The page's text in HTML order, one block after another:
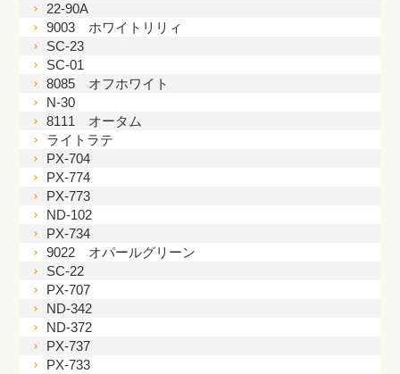
22-90A
9003 ホワイトリリィ
SC-23
SC-01
8085 オフホワイト
N-30
8111 オータム
ライトラテ
PX-704
PX-774
PX-773
ND-102
PX-734
9022 オパールグリーン
SC-22
PX-707
ND-342
ND-372
PX-737
PX-733